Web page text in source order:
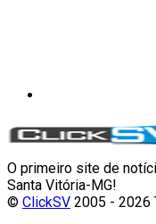
O primeiro site de
Santa Vitória-MG!
© ClickSV 2005 - 2026